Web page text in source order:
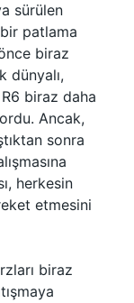
sürülen
patlama
biraz
dünyalı,
biraz daha
Ancak,
sonra
herkesin
etmesini
biraz